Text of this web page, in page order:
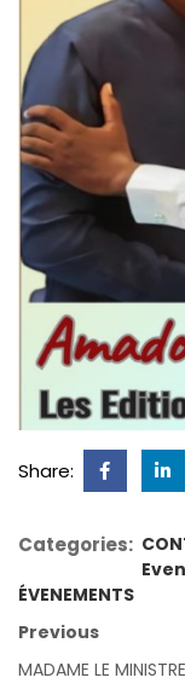
Share:
Categories:
ÉVENEMENTS
Previous
MADAME LE